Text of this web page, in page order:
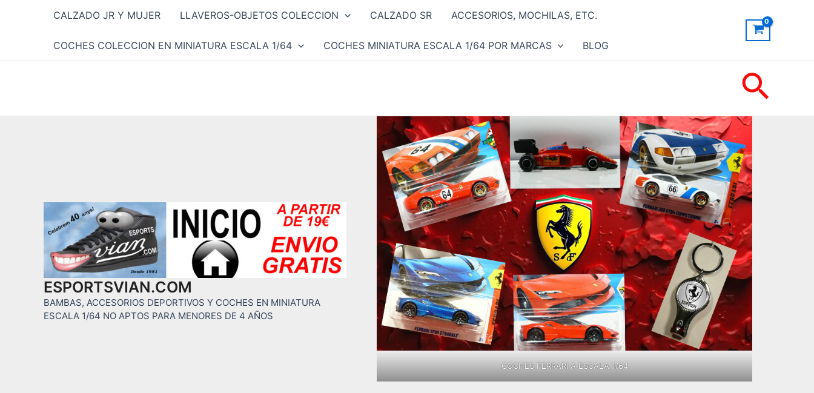
CALZADO JR Y MUJER LLAVEROS-OBJETOS COLECCION CALZADO SR ACCESORIOS, MOCHILAS, ETC.
COCHES COLECCION EN MINIATURA ESCALA 1/64 COCHES MINIATURA ESCALA 1/64 POR MARCAS BLOG
ESPORTSVIAN.COM
BAMBAS, ACCESORIOS DEPORTIVOS Y COCHES EN MINIATURA
ESCALA 1/64 NO APTOS PARA MENORES DE 4 AÑOS
COCHES FERRARI A ESCALA 1/64